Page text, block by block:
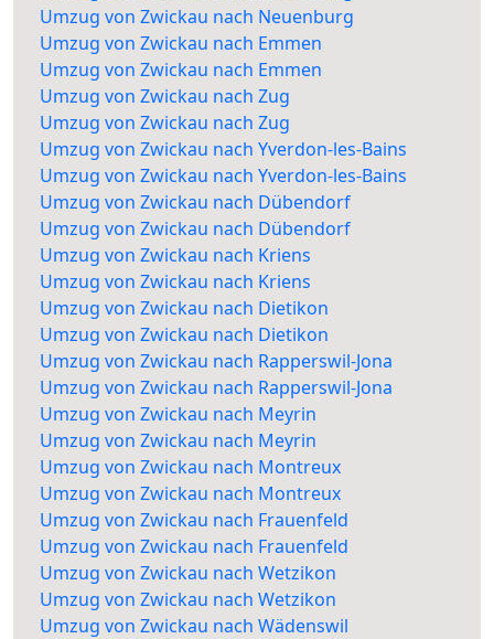
Umzug von Zwickau nach Neuenburg
Umzug von Zwickau nach Emmen
Umzug von Zwickau nach Emmen
Umzug von Zwickau nach Zug
Umzug von Zwickau nach Zug
Umzug von Zwickau nach Yverdon-les-Bains
Umzug von Zwickau nach Yverdon-les-Bains
Umzug von Zwickau nach Dübendorf
Umzug von Zwickau nach Dübendorf
Umzug von Zwickau nach Kriens
Umzug von Zwickau nach Kriens
Umzug von Zwickau nach Dietikon
Umzug von Zwickau nach Dietikon
Umzug von Zwickau nach Rapperswil-Jona
Umzug von Zwickau nach Rapperswil-Jona
Umzug von Zwickau nach Meyrin
Umzug von Zwickau nach Meyrin
Umzug von Zwickau nach Montreux
Umzug von Zwickau nach Montreux
Umzug von Zwickau nach Frauenfeld
Umzug von Zwickau nach Frauenfeld
Umzug von Zwickau nach Wetzikon
Umzug von Zwickau nach Wetzikon
Umzug von Zwickau nach Wädenswil